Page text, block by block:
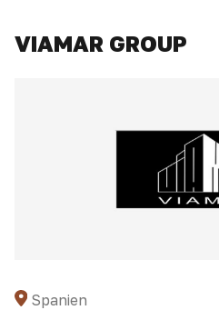
VIAMAR GROUP
Spanien